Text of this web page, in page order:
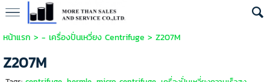
หน้าแรก > - เครื่องปั่นเหวี่ยง Centrifuge > Z207M
Z207M